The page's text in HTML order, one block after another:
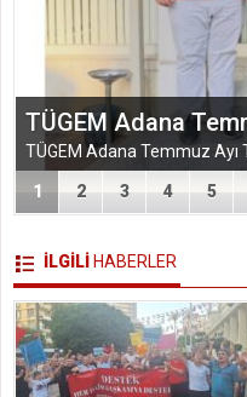
EĞİTİM-BİR-SEN
VEFA VE
1 2 3 4 5
İLGİLİ HABERLER